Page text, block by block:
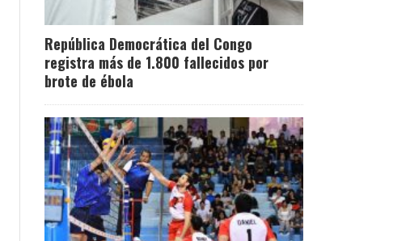
República Democrática del Congo
registra más de 1.800 fallecidos por
brote de ébola